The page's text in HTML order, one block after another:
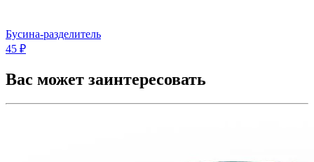
Бусина-разделитель
45 ₽
Вас может заинтересовать